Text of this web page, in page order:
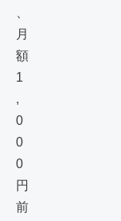
、
月
額
1
,
0
0
0
円
前